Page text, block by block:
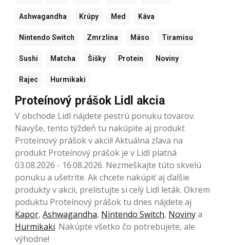
Ashwagandha Krúpy Med Káva
Nintendo Switch Zmrzlina Mäso Tiramisu
Sushi Matcha Šišky Protein Noviny
Rajec Hurmikaki
Proteínový prášok Lidl akcia
V obchode Lidl nájdete pestrú ponuku tovarov.
Navyše, tento týždeň tu nakúpite aj produkt
Proteínový prášok v akcii! Aktuálna zľava na
produkt Proteínový prášok je v Lidl platná
03.08.2026 - 16.08.2026. Nezmeškajte túto skvelú
ponuku a ušetrite. Ak chcete nakúpiť aj ďalšie
produkty v akcii, prelistujte si celý Lidl leták. Okrem
poduktu Proteínový prášok tu dnes nájdete aj
Kapor, Ashwagandha, Nintendo Switch, Novinya
Hurmikaki. Nakúpte všetko čo potrebujete, ale
výhodne!